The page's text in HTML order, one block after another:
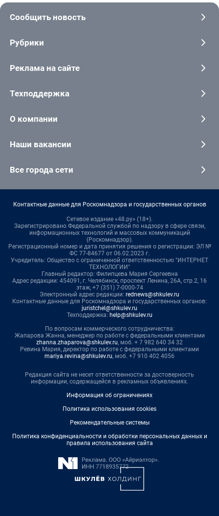
Сообщить новость
Рубрики
Реклама на сайте
Техподдержка
О компании
Наши вакансии
Все города сети
Контактные данные для Роскомнадзора и государственных органов
Сетевое издание «48.ру» (18+).
Зарегистрировано Федеральной службой по надзору в сфере связи,
информационных технологий и массовых коммуникаций
(Роскомнадзор).
Регистрационный номер и дата принятия решения о регистрации: ЭЛ №
ФС 77-84677 от 06.02.2023 г.
Учредитель: Общество с ограниченной ответственностью "ИНТЕРНЕТ
ТЕХНОЛОГИИ"
Главный редактор: Филипцева Мария Сергеевна
Адрес редакции: 454091, г. Челябинск, проспект Ленина, 26А, стр.2, 16
этаж, +7 (351) 7-0000-74
Электронный адрес редакции: rednews@shkulev.ru
Контактные данные для Роскомнадзора и государственных органов:
juristchel@shkulev.ru
Техподдержка: help@shkulev.ru
По вопросам коммерческого сотрудничества:
Жапарова Жанна, менеджер по работе с федеральными клиентами
zhanna.zhaparova@shkulev.ru, моб. + 7 982 640 34 32
Ревина Мария, директор по работе с федеральными клиентами
mariya.revina@shkulev.ru, моб. +7 910 402 4056
Редакция сайта не несет ответственности за достоверность
информации, содержащейся в рекламных объявлениях.
Информация об ограничениях
Политика использования cookies
Рекомендательные системы
Политика конфиденциальности и обработки персональных данных и
правила использования сайта